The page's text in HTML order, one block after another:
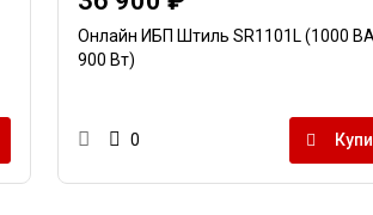
Онлайн ИБП Штиль SR1101L (1000
900 Вт)
0